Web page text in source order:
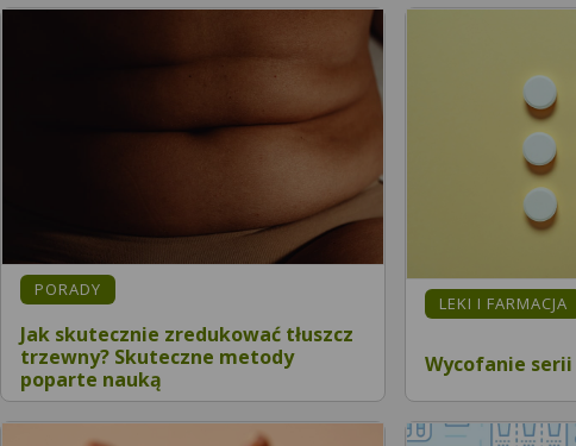
PORADY
Jak skutecznie zredukować tłuszcz
trzewny? Skuteczne metody
poparte nauką
LEKI I FARMACJA
Wycofanie